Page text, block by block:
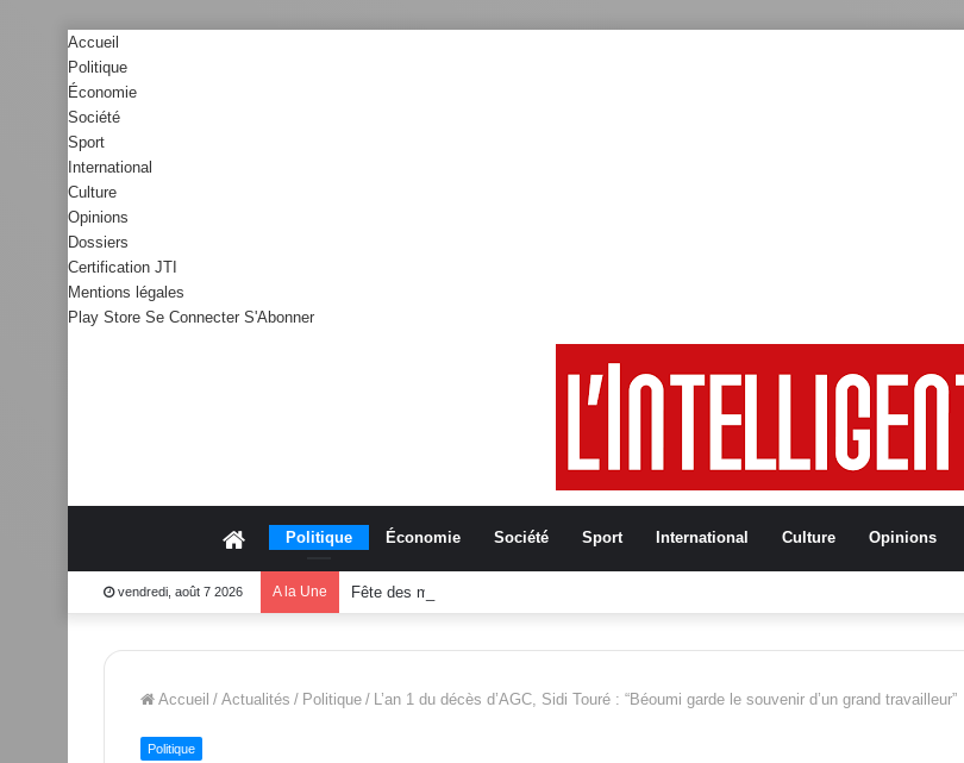
Accueil
Politique
Économie
Société
Sport
International
Culture
Opinions
Dossiers
Certification JTI
Mentions légales
Play Store Se Connecter S'Abonner
AccueilPolitique Économie Société Sport International Culture Opinions
vendredi, août 7 2026 A la Une Fête des mères 2026:Moussa Traoré Koudougou rend hommage aux femmes de Morondo
Accueil / Actualités / Politique / L’an 1 du décès d’AGC, Sidi Touré : “Béoumi garde le souvenir d’un grand travailleur”
Politique